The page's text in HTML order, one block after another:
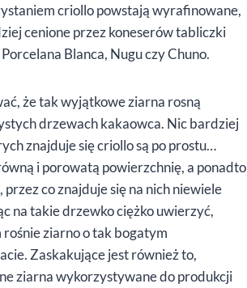
criollo powstają wyrafinowane,
cenione przez koneserów tabliczki
Blanca, Nugu czy Chuno.
że tak wyjątkowe ziarna rosną
drzewach kakaowca. Nic bardziej
znajduje się criollo są po prostu…
i porowatą powierzchnię, a ponadto
co znajduje się na nich niewiele
na takie drzewko ciężko uwierzyć,
rośnie ziarno o tak bogatym
Zaskakujące jest również to,
ziarna wykorzystywane do produkcji